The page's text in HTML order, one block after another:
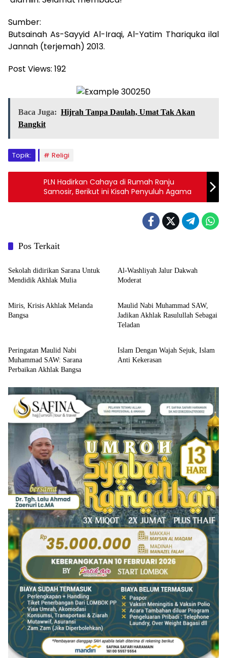
Sumber:
Butsainah As-Sayyid Al-Iraqi, Al-Yatim Thariquka ilal
Jannah (terjemah) 2013.
Post Views: 192
Baca Juga: Hijrah Tanpa Daulah, Umat Tak Akan
Bangkit
Topik: Religi
PLN Hadirkan Cahaya di Rumah Ranju
Samosir, Berikut ini Kisah Penyuluh Agama
Pos Terkait
Religi
Sekolah didirikan Sarana Untuk
Mendidik Akhlak Mulia
Al-Washliyah Jalur Dakwah
Moderat
Religi
Miris, Krisis Akhlak Melanda
Bangsa
Religi
Maulid Nabi Muhammad SAW,
Jadikan Akhlak Rasulullah Sebagai
Teladan
Peringatan Maulid Nabi
Muhammad SAW: Sarana
Perbaikan Akhlak Bangsa
Religi
Islam Dengan Wajah Sejuk, Islam
Anti Kekerasan